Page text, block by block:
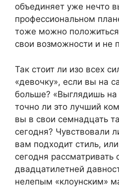
объединяет уже нечто
профессиональном
тоже можно
свои возможности и не
Так стоит ли изо всех
«девочку», если вы на
больше? «Выглядишь
точно ли это лучший
вы в свои семнадцать
сегодня? Чувствовали
вам подходит стиль,
сегодня рассматривать
двадцатилетней
нелепым «клоунским»